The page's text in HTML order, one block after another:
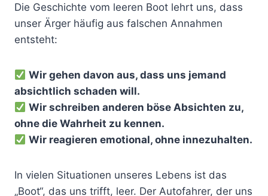
Die Geschichte vom leeren Boot lehrt uns, dass
unser Ärger häufig aus falschen Annahmen
entsteht:
Wir gehen davon aus, dass uns jemand
absichtlich schaden will.
Wir schreiben anderen böse Absichten zu,
ohne die Wahrheit zu kennen.
Wir reagieren emotional, ohne innezuhalten.
In vielen Situationen unseres Lebens ist das
„Boot“, das uns trifft, leer. Der Autofahrer, der uns